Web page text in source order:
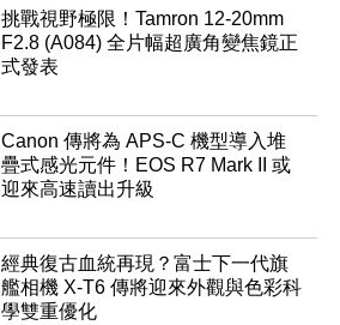
挑戰視野極限！Tamron 12-20mm
F2.8 (A084) 全片幅超廣角變焦鏡正
式發表
Canon 傳將為 APS-C 機型導入堆
疊式感光元件！EOS R7 Mark II 或
迎來高速讀出升級
經典復古血統再現？富士下一代旗
艦相機 X-T6 傳將迎來外觀與色彩科
學雙重優化